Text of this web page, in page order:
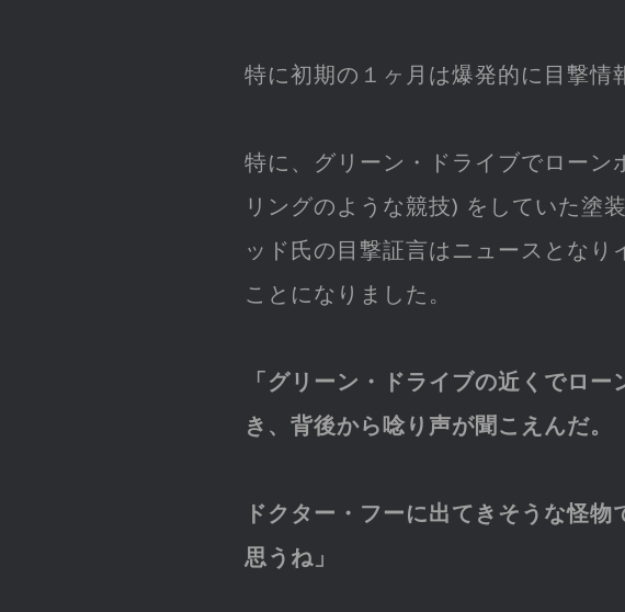
特に初期の１ヶ月は爆発的に目撃情
特に、グリーン・ドライブでローン
リングのような競技) をしていた塗
ッド氏の目撃証言はニュースとなり
ことになりました。
「グリーン・ドライブの近くでロ
き、背後から唸り声が聞こえんだ。
ドクター・フーに出てきそうな怪物
思うね」